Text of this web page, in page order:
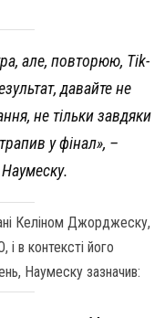
але, повторюю, Tik-
давайте не
не тільки завдяки
у фінал», –
Келіном Джорджеску,
і в контексті його
Наумеску зазначив: